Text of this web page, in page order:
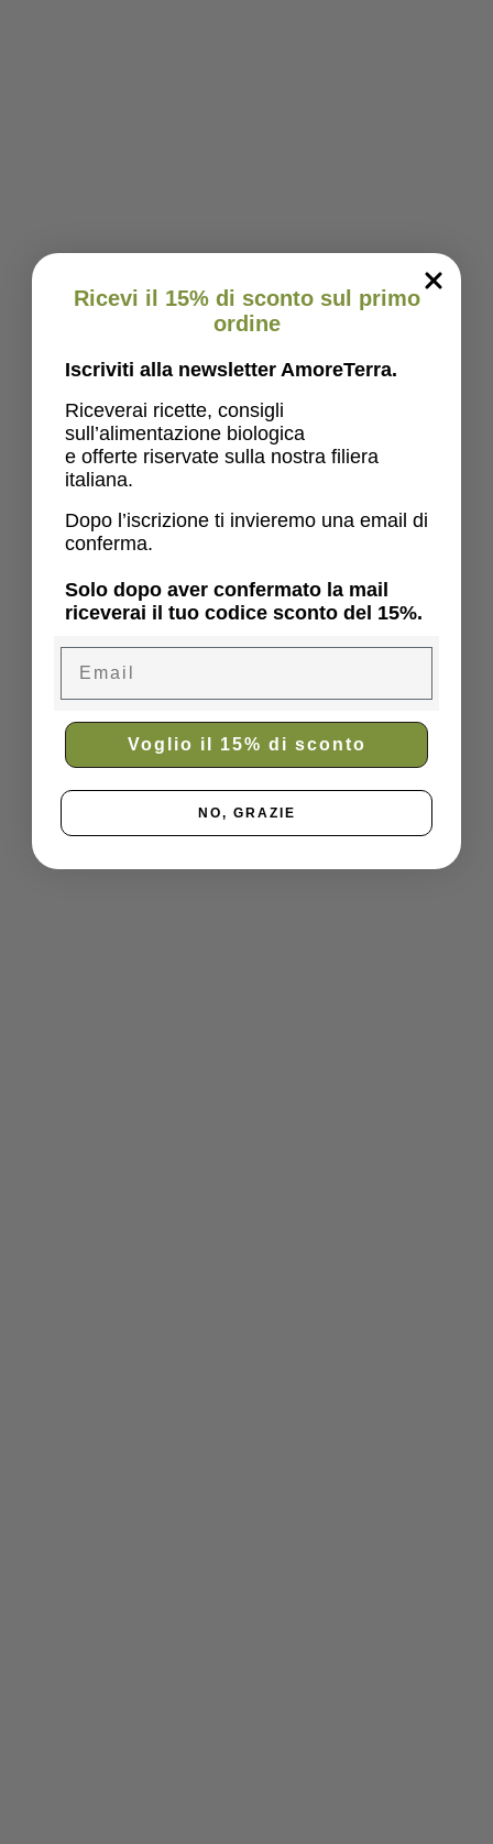
Ricevi il 15% di sconto sul primo
ordine
Iscriviti alla newsletter AmoreTerra.
Riceverai ricette, consigli
sull’alimentazione biologica
e offerte riservate sulla nostra filiera
italiana.
Dopo l’iscrizione ti invieremo una email di
conferma.
Solo dopo aver confermato la mail
riceverai il tuo codice sconto del 15%.
Voglio il 15% di sconto
NO, GRAZIE